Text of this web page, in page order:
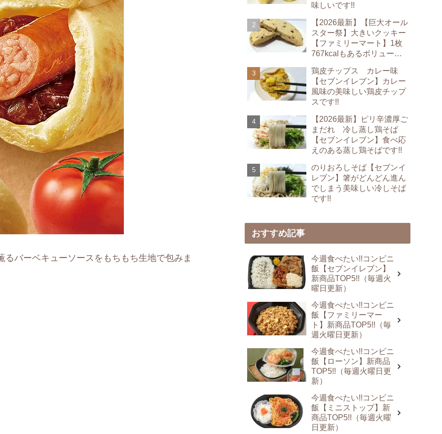
バーベキューソースをもちもち生地で包みま
味しいです!!
【2026最新】【巨大オール
スター祭】大きいクッキー
【ファミリーマート】1枚
767kcalもあるボリューム
鶏皮チップス カレー味
【セブンイレブン】カレー
風味の美味しい鶏皮チップ
スです!!
【2026最新】ピリ辛濃厚ご
まだれ 冷し蒸し鶏そば
【セブンイレブン】食べ応
えのある蒸し鶏そばです!!
のりおろしそば【セブンイ
レブン】箸がどんどん進ん
でしまう美味しい冷しそば
です!!
おすすめ記事
今週食べたい!!コンビニ
飯【セブンイレブン】
新商品TOP5!!（毎週火
曜日更新）
今週食べたい!!コンビニ
飯【ファミリーマー
ト】新商品TOP5!!（毎
週火曜日更新）
今週食べたい!!コンビニ
飯【ローソン】新商品
TOP5!!（毎週火曜日更
新）
今週食べたい!!コンビニ
飯【ミニストップ】新
商品TOP5!!（毎週火曜
日更新）